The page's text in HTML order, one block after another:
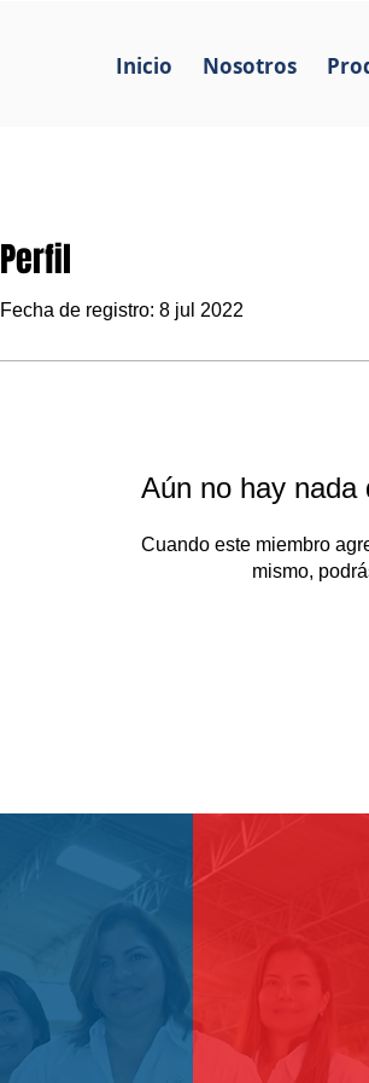
Inicio Nosotros
Perfil
Fecha de registro: 8 jul 2022
Aún no hay
Cuando este miembro
mismo,